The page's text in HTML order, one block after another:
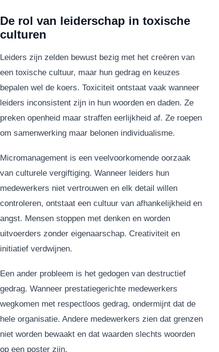
De rol van leiderschap in toxische
culturen
Leiders zijn zelden bewust bezig met het creëren van
een toxische cultuur, maar hun gedrag en keuzes
bepalen wel de koers. Toxiciteit ontstaat vaak wanneer
leiders inconsistent zijn in hun woorden en daden. Ze
preken openheid maar straffen eerlijkheid af. Ze roepen
om samenwerking maar belonen individualisme.
Micromanagement is een veelvoorkomende oorzaak
van culturele vergiftiging. Wanneer leiders hun
medewerkers niet vertrouwen en elk detail willen
controleren, ontstaat een cultuur van afhankelijkheid en
angst. Mensen stoppen met denken en worden
uitvoerders zonder eigenaarschap. Creativiteit en
initiatief verdwijnen.
Een ander probleem is het gedogen van destructief
gedrag. Wanneer prestatiegerichte medewerkers
wegkomen met respectloos gedrag, ondermijnt dat de
hele organisatie. Andere medewerkers zien dat grenzen
niet worden bewaakt en dat waarden slechts woorden
op een poster zijn.